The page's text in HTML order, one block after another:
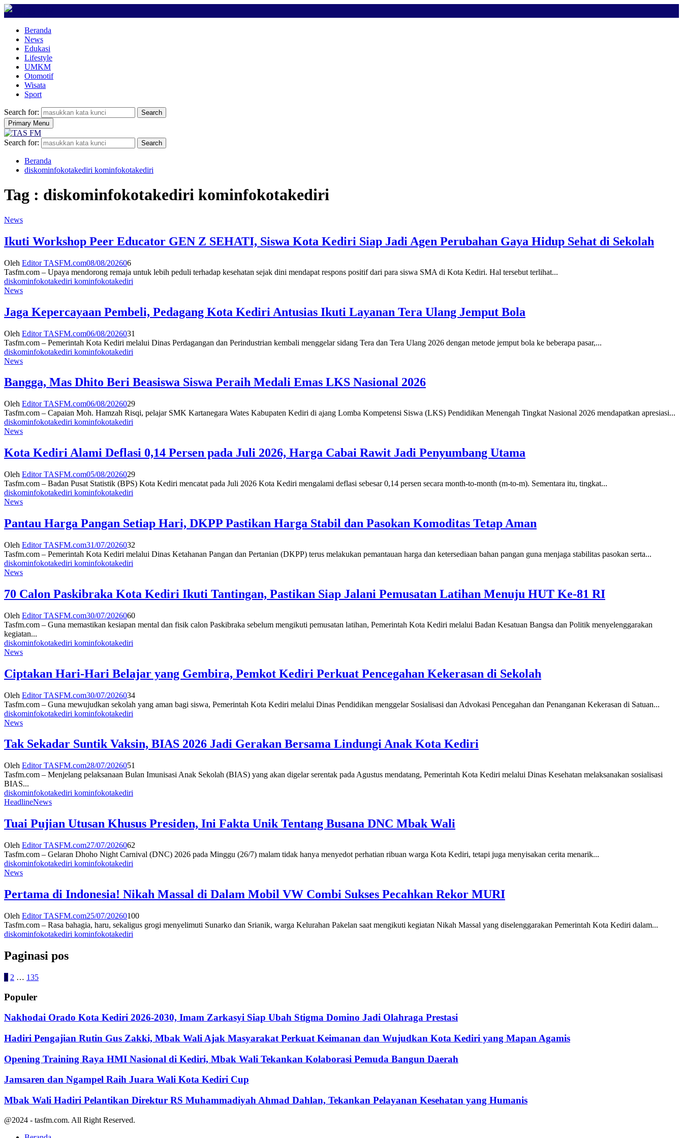
Beranda
News
Edukasi
Lifestyle
UMKM
Otomotif
Wisata
Sport
Search for:
Search
Primary Menu
Search for: Search
Beranda
diskominfokotakediri kominfokotakediri
Tag : diskominfokotakediri kominfokotakediri
News
Ikuti Workshop Peer Educator GEN Z SEHATI, Siswa Kota Kediri Siap Jadi Agen Perubahan Gaya Hidup Sehat di Sekolah
Oleh Editor TASFM.com08/08/202606
Tasfm.com – Upaya mendorong remaja untuk lebih peduli terhadap kesehatan sejak dini mendapat respons positif dari para siswa SMA di Kota Kediri. Hal tersebut terlihat...
diskominfokotakediri kominfokotakediri
News
Jaga Kepercayaan Pembeli, Pedagang Kota Kediri Antusias Ikuti Layanan Tera Ulang Jemput Bola
Oleh Editor TASFM.com06/08/2026031
Tasfm.com – Pemerintah Kota Kediri melalui Dinas Perdagangan dan Perindustrian kembali menggelar sidang Tera dan Tera Ulang 2026 dengan metode jemput bola ke beberapa pasar,...
diskominfokotakediri kominfokotakediri
News
Bangga, Mas Dhito Beri Beasiswa Siswa Peraih Medali Emas LKS Nasional 2026
Oleh Editor TASFM.com06/08/2026029
Tasfm.com – Capaian Moh. Hamzah Risqi, pelajar SMK Kartanegara Wates Kabupaten Kediri di ajang Lomba Kompetensi Siswa (LKS) Pendidikan Menengah Tingkat Nasional 2026 mendapatkan apresiasi...
diskominfokotakediri kominfokotakediri
News
Kota Kediri Alami Deflasi 0,14 Persen pada Juli 2026, Harga Cabai Rawit Jadi Penyumbang Utama
Oleh Editor TASFM.com05/08/2026029
Tasfm.com – Badan Pusat Statistik (BPS) Kota Kediri mencatat pada Juli 2026 Kota Kediri mengalami deflasi sebesar 0,14 persen secara month-to-month (m-to-m). Sementara itu, tingkat...
diskominfokotakediri kominfokotakediri
News
Pantau Harga Pangan Setiap Hari, DKPP Pastikan Harga Stabil dan Pasokan Komoditas Tetap Aman
Oleh Editor TASFM.com31/07/2026032
Tasfm.com – Pemerintah Kota Kediri melalui Dinas Ketahanan Pangan dan Pertanian (DKPP) terus melakukan pemantauan harga dan ketersediaan bahan pangan guna menjaga stabilitas pasokan serta...
diskominfokotakediri kominfokotakediri
News
70 Calon Paskibraka Kota Kediri Ikuti Tantingan, Pastikan Siap Jalani Pemusatan Latihan Menuju HUT Ke-81 RI
Oleh Editor TASFM.com30/07/2026060
Tasfm.com – Guna memastikan kesiapan mental dan fisik calon Paskibraka sebelum mengikuti pemusatan latihan, Pemerintah Kota Kediri melalui Badan Kesatuan Bangsa dan Politik menyelenggarakan
kegiatan...
diskominfokotakediri kominfokotakediri
News
Ciptakan Hari-Hari Belajar yang Gembira, Pemkot Kediri Perkuat Pencegahan Kekerasan di Sekolah
Oleh Editor TASFM.com30/07/2026034
Tasfm.com – Guna mewujudkan sekolah yang aman bagi siswa, Pemerintah Kota Kediri melalui Dinas Pendidikan menggelar Sosialisasi dan Advokasi Pencegahan dan Penanganan Kekerasan di Satuan...
diskominfokotakediri kominfokotakediri
News
Tak Sekadar Suntik Vaksin, BIAS 2026 Jadi Gerakan Bersama Lindungi Anak Kota Kediri
Oleh Editor TASFM.com28/07/2026051
Tasfm.com – Menjelang pelaksanaan Bulan Imunisasi Anak Sekolah (BIAS) yang akan digelar serentak pada Agustus mendatang, Pemerintah Kota Kediri melalui Dinas Kesehatan melaksanakan sosialisasi
BIAS...
diskominfokotakediri kominfokotakediri
HeadlineNews
Tuai Pujian Utusan Khusus Presiden, Ini Fakta Unik Tentang Busana DNC Mbak Wali
Oleh Editor TASFM.com27/07/2026062
Tasfm.com – Gelaran Dhoho Night Carnival (DNC) 2026 pada Minggu (26/7) malam tidak hanya menyedot perhatian ribuan warga Kota Kediri, tetapi juga menyisakan cerita menarik...
diskominfokotakediri kominfokotakediri
News
Pertama di Indonesia! Nikah Massal di Dalam Mobil VW Combi Sukses Pecahkan Rekor MURI
Oleh Editor TASFM.com25/07/20260100
Tasfm.com – Rasa bahagia, haru, sekaligus grogi menyelimuti Sunarko dan Srianik, warga Kelurahan Pakelan saat mengikuti kegiatan Nikah Massal yang diselenggarakan Pemerintah Kota Kediri dalam...
diskominfokotakediri kominfokotakediri
Paginasi pos
1 2 … 135
Populer
Nakhodai Orado Kota Kediri 2026-2030, Imam Zarkasyi Siap Ubah Stigma Domino Jadi Olahraga Prestasi
Hadiri Pengajian Rutin Gus Zakki, Mbak Wali Ajak Masyarakat Perkuat Keimanan dan Wujudkan Kota Kediri yang Mapan Agamis
Opening Training Raya HMI Nasional di Kediri, Mbak Wali Tekankan Kolaborasi Pemuda Bangun Daerah
Jamsaren dan Ngampel Raih Juara Wali Kota Kediri Cup
Mbak Wali Hadiri Pelantikan Direktur RS Muhammadiyah Ahmad Dahlan, Tekankan Pelayanan Kesehatan yang Humanis
@2024 - tasfm.com. All Right Reserved.